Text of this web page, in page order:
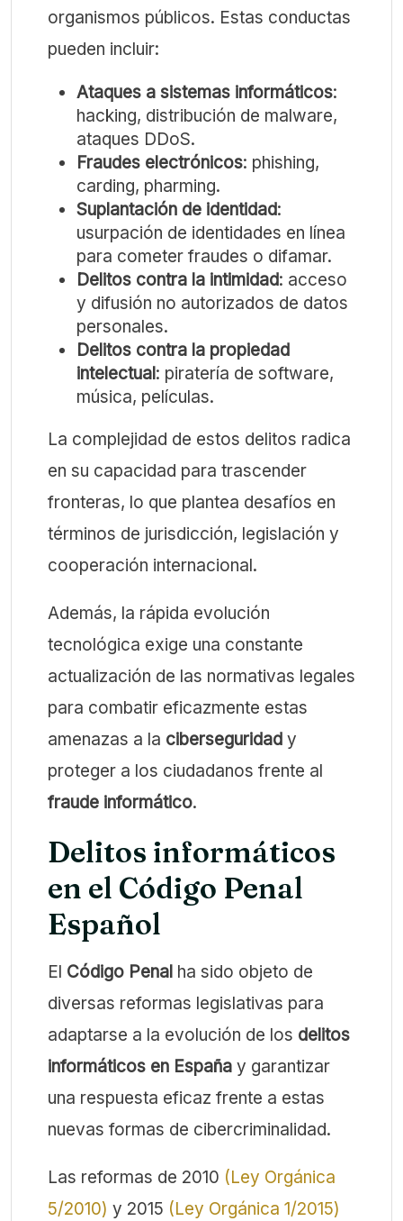
organismos públicos. Estas conductas
pueden incluir:
Ataques a sistemas informáticos:
hacking, distribución de malware,
ataques DDoS.
Fraudes electrónicos: phishing,
carding, pharming.
Suplantación de identidad:
usurpación de identidades en línea
para cometer fraudes o difamar.
Delitos contra la intimidad: acceso
y difusión no autorizados de datos
personales.
Delitos contra la propiedad
intelectual: piratería de software,
música, películas.
La complejidad de estos delitos radica
en su capacidad para trascender
fronteras, lo que plantea desafíos en
términos de jurisdicción, legislación y
cooperación internacional.
Además, la rápida evolución
tecnológica exige una constante
actualización de las normativas legales
para combatir eficazmente estas
amenazas a la ciberseguridad y
proteger a los ciudadanos frente al
fraude informático.
Delitos informáticos
en el Código Penal
Español
El Código Penal ha sido objeto de
diversas reformas legislativas para
adaptarse a la evolución de los delitos
informáticos en España y garantizar
una respuesta eficaz frente a estas
nuevas formas de cibercriminalidad.
Las reformas de 2010 (Ley Orgánica
5/2010) y 2015 (Ley Orgánica 1/2015)